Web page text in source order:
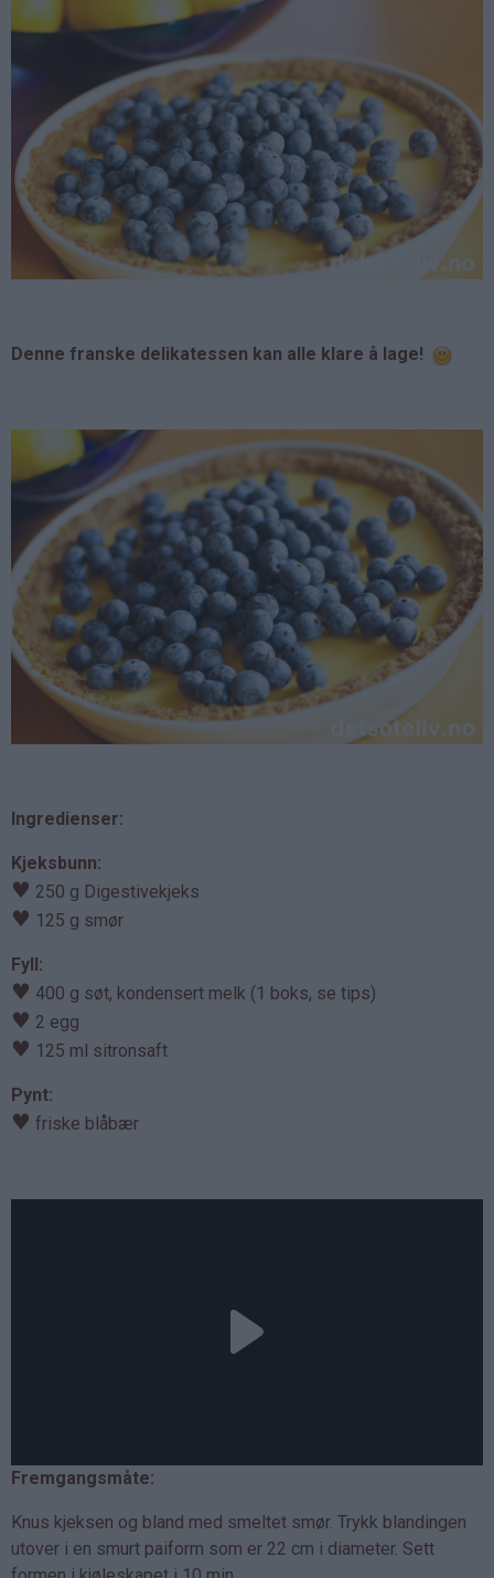
Denne franske delikatessen kan alle klare å lage!
Ingredienser:
Kjeksbunn:
♥ 250 g Digestivekjeks
♥ 125 g smør
Fyll:
♥ 400 g søt, kondensert melk (1 boks, se tips)
♥ 2 egg
♥ 125 ml sitronsaft
Pynt:
♥ friske blåbær
Fremgangsmåte:
Knus kjeksen og bland med smeltet smør. Trykk blandingen
utover i en smurt paiform som er 22 cm i diameter. Sett